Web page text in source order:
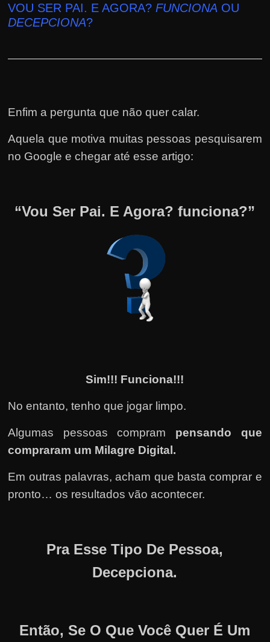
VOU SER PAI. E AGORA?FUNCIONA OU
DECEPCIONA?
Enfim a pergunta que não quer calar.
Aquela que motiva muitas pessoas pesquisarem
no Google e chegar até esse artigo:
“Vou Ser Pai. E Agora? funciona?”
Sim!!! Funciona!!!
No entanto, tenho que jogar limpo.
Algumas pessoas compram pensando que
compraram um Milagre Digital.
Em outras palavras, acham que basta comprar e
pronto… os resultados vão acontecer.
Pra Esse Tipo De Pessoa,
Decepciona.
Então, Se O Que Você Quer É Um